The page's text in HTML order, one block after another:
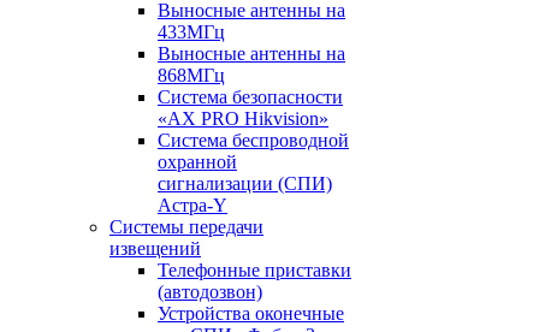
Выносные антенны на
433МГц
Выносные антенны на
868МГц
Система безопасности
«AX PRO Hikvision»
Система беспроводной
охранной
сигнализации (СПИ)
Астра-Y
Системы передачи
извещений
Телефонные приставки
(автодозвон)
Устройства оконечные